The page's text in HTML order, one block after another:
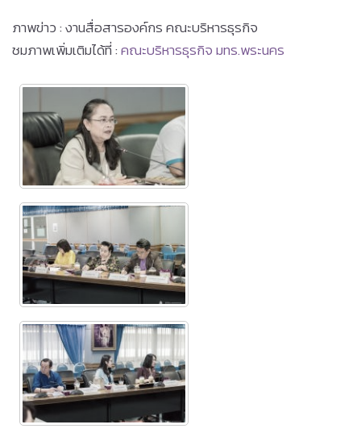
ภาพข่าว : งานสื่อสารองค์กร คณะบริหารธุรกิจ
ชมภาพเพิ่มเติมได้ที่ :คณะบริหารธุรกิจ มทร.พระนคร